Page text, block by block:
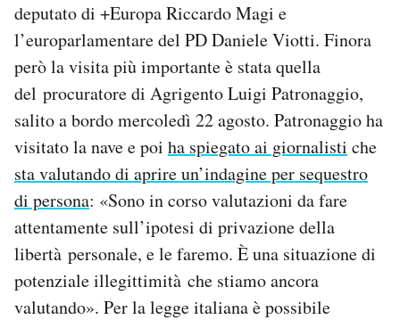
deputato di +Europa Riccardo Magi e
l’europarlamentare del PD Daniele Viotti. Finora
però la visita più importante è stata quella
del procuratore di Agrigento Luigi Patronaggio,
salito a bordo mercoledì 22 agosto. Patronaggio ha
visitato la nave e poi ha spiegato ai giornalisti che
sta valutando di aprire un’indagine per sequestro
di persona: «Sono in corso valutazioni da fare
attentamente sull’ipotesi di privazione della
libertà personale, e le faremo. È una situazione di
potenziale illegittimità che stiamo ancora
valutando». Per la legge italiana è possibile